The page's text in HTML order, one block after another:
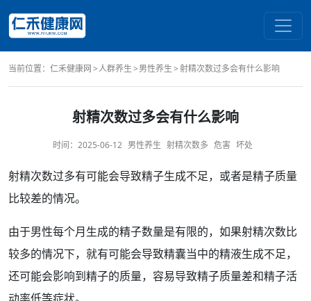
当前位置： 仁禾健康网 人群养生 男性养生 射精次数过多会有什么影响
射精次数过多会有什么影响
时间： 2025-06-12 男性养生 射精次数多 危害 坏处
射精次数过多有可能会导致精子生成不足，或者是精子质量
比较差的情况。
由于男性每个月生成的精子数量是有限的，如果射精次数比
较多的情况下，就有可能会导致精囊当中的精液生成不足，
还可能会影响到精子的质量，容易导致精子质量差和精子活